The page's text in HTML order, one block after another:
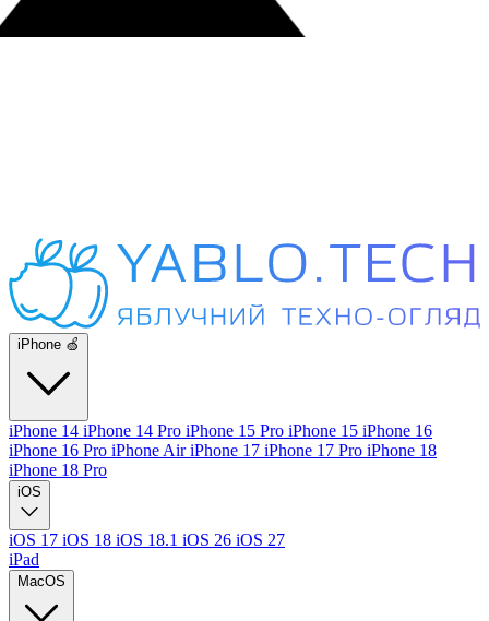
iPhone 🍏
iPhone 14 iPhone 14 Pro iPhone 15 Pro iPhone 15 iPhone 16
iPhone 16 Pro iPhone AiriPhone 17 iPhone 17 Pro iPhone 18
iPhone 18 Pro
iOS
iOS 17 iOS 18 iOS 18.1 iOS 26 iOS 27
iPad
MacOS